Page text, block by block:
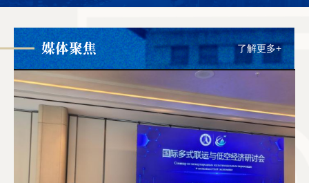
媒体聚焦 了解更多+